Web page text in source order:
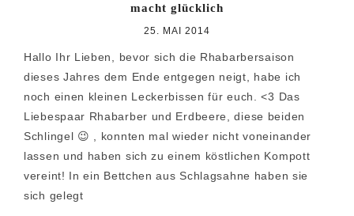
macht glücklich
25. MAI 2014
Hallo Ihr Lieben, bevor sich die Rhabarbersaison
dieses Jahres dem Ende entgegen neigt, habe ich
noch einen kleinen Leckerbissen für euch. <3 Das
Liebespaar Rhabarber und Erdbeere, diese beiden
Schlingel 😉 , konnten mal wieder nicht voneinander
lassen und haben sich zu einem köstlichen Kompott
vereint! In ein Bettchen aus Schlagsahne haben sie
sich gelegt